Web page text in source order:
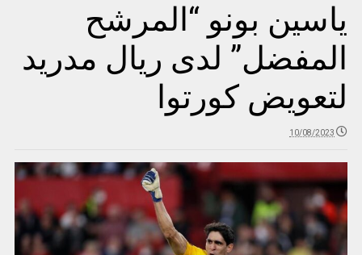
ياسين بونو “المرشح
المفضل” لدى ريال مدريد
لتعويض كورتوا
10/08/2023